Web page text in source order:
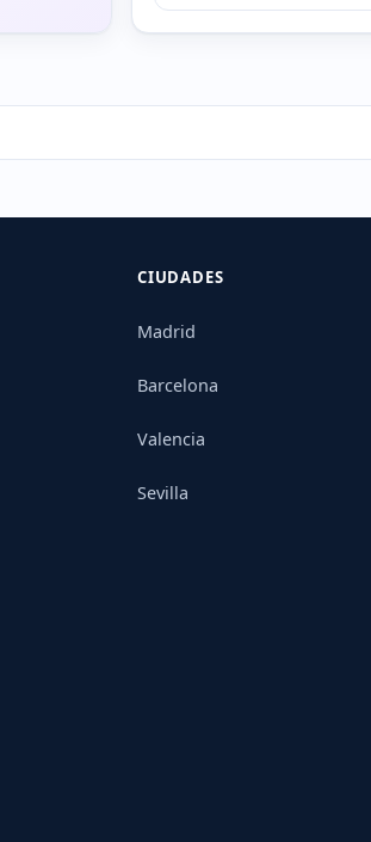
CIUDADES
Madrid
Barcelona
Valencia
Sevilla